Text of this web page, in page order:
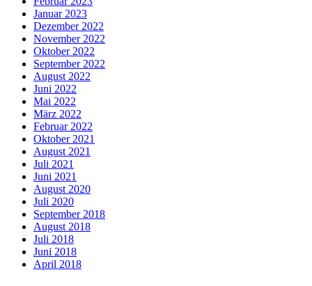
Januar 2023
Dezember 2022
November 2022
Oktober 2022
September 2022
August 2022
Juni 2022
Mai 2022
März 2022
Februar 2022
Oktober 2021
August 2021
Juli 2021
Juni 2021
August 2020
Juli 2020
September 2018
August 2018
Juli 2018
Juni 2018
April 2018